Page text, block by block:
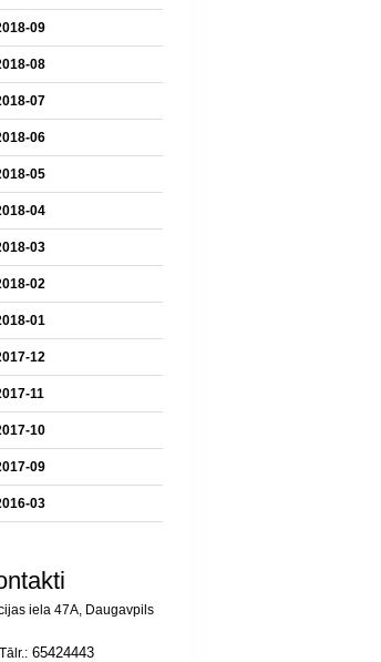
09
08
07
06
05
04
03
02
01
12
11
10
09
03
iela 47A, Daugavpils
Tālr.: 65424443